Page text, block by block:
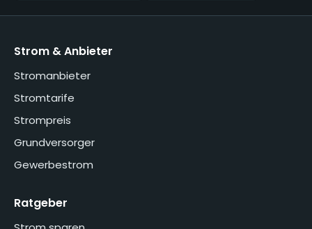
Strom & Anbieter
Stromanbieter
Stromtarife
Strompreis
Grundversorger
Gewerbestrom
Ratgeber